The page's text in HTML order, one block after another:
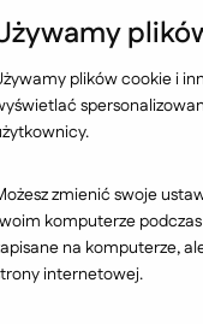
plików cookie i
zmienić swoje
komputerze podczas
na komputerze,
internetowej.